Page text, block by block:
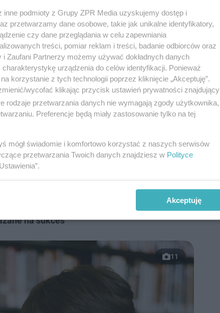
na sukces
11
podmioty z Grupy ZPR Media uzyskujemy dostęp i
przetwarzamy dane osobowe, takie jak unikalne identyfikatory,
czy dane przeglądania w celu zapewniania
treści, pomiar reklam i treści, badanie odbiorców oraz
Zaufani Partnerzy możemy używać dokładnych danych
urządzenia do celów identyfikacji. Ponieważ
korzystanie z tych technologii poprzez kliknięcie „Akceptuję”.
wycofać klikając przycisk ustawień prywatności znajdujący
rodzaje przetwarzania danych nie wymagają zgody użytkownika,
Preferencje będą miały zastosowanie tylko na tej
mógł świadomie i komfortowo korzystać z naszych serwisów
przetwarzania Twoich danych znajdziesz w Polityce
Akceptuję